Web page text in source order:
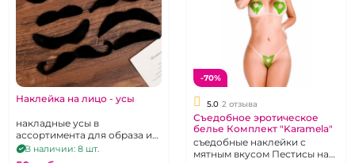
Наклейка на лицо - усы
накладные усы в
ассортимента для образа и
перевоплощения
В наличии: 8 шт.
-70%
5.0 2 отзыва
Съедобное эротическое
белье Комплект "Karamela"
съедобные наклейки с
мятным вкусом Пестисы на